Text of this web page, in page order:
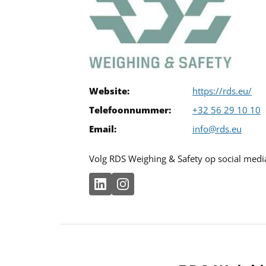
Website:
https://rds.eu/
Telefoonnummer:
+32 56 29 10 10
Email:
info@rds.eu
Volg RDS Weighing & Safety op social